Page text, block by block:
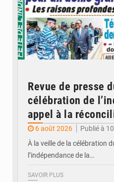
Revue de presse
célébration de
appel à la
des Unes
6 août 2026
Publié à
À la veille de la célébration
l’indépendance de la…
SAVOIR PLUS